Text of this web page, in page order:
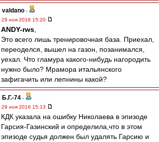
valdano -
29 ноя 2016 15:20
ANDY-rws
Это всего лишь тренировочная база. Приехал,
переоделся, вышел на газон, позанимался,
уехал. Что гламура какого-нибудь нагородить
нужно было? Мрамора итальянского
зафигачить или лепнины какой?
Б.Г.-74 -
29 ноя 2016 15:13
КДК указала на ошибку Николаева в эпизоде
Гарсия-Газинский и определила,что в этом
эпизоде судья должен был удалять Гарсию и